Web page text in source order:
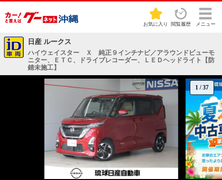
お気に入り 閲覧履歴 メニュー
日産 ルークス
ハイウェイスター Ｘ 純正９インチナビ／アラウンドビューモ
ニター、ＥＴＣ、ドライブレコーダー、ＬＥＤヘッドライト【防
錆未施工】
1 /37